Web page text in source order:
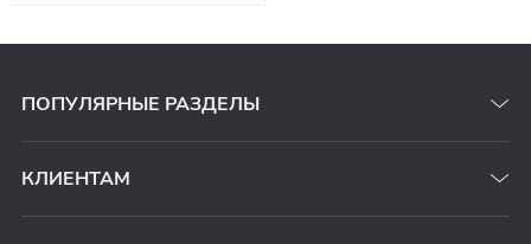
ПОПУЛЯРНЫЕ РАЗДЕЛЫ
КЛИЕНТАМ